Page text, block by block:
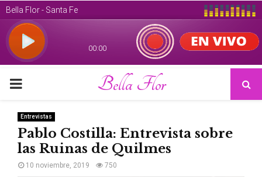
PRIMARY
MENU
Bella Flor
Entrevistas
Pablo Costilla: Entrevista sobre
las Ruinas de Quilmes
10 noviembre, 2019 750